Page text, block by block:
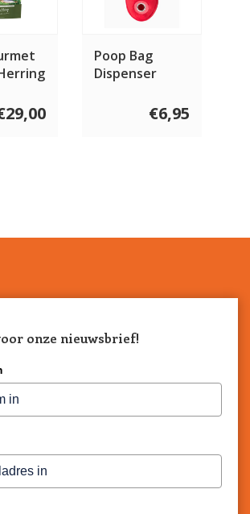
Poop Bag
Dispenser
€6,95
onze nieuwsbrief!